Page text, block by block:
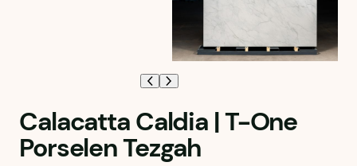
Calacatta Caldia | T-One
Porselen Tezgah